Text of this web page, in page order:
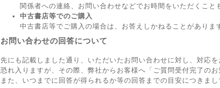
関係者への連絡、お問い合わせなどでお時間をいただくこと
中古書店等でのご購入
中古書店等でご購入の場合は、お答えしかねることがありま
お問い合わせの回答について
先にも記載しました通り、いただいたお問い合わせに対し、対応
恐れ入りますが、その際、弊社からお客様へ「ご質問受付完了の
また、いつまでに回答が得られるか等の回答までの目安につきまし